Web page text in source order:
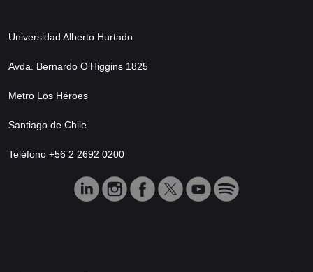
Universidad Alberto Hurtado
Avda. Bernardo O’Higgins 1825
Metro Los Héroes
Santiago de Chile
Teléfono +56 2 2692 0200